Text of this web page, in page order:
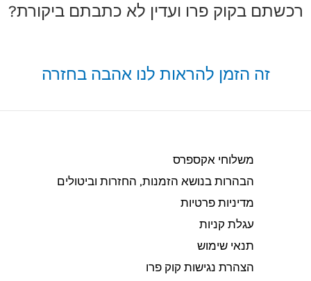
רכשתם בקוק פרו ועדין לא כתבתם ביקורת?
זה הזמן להראות לנו אהבה בחזרה
משלוחי אקספרס
הבהרות בנושא הזמנות, החזרות וביטולים​
מדיניות פרטיות
עגלת קניות
תנאי שימוש
הצהרת נגישות קוק פרו